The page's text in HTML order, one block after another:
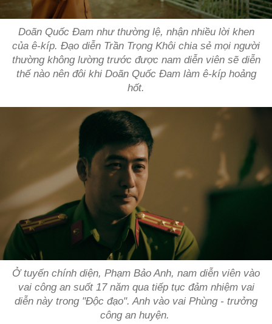
Doãn Quốc Đam như thường lệ, nhận nhiều lời khen
của ê-kíp. Đạo diễn Trần Trọng Khôi chia sẻ mọi người
thường không lường trước được nam diễn viên sẽ diễn
thế nào nên đôi khi Doãn Quốc Đam làm ê-kíp hoảng
hốt.
Ở tuyến chính diện, Phạm Bảo Anh, nam diễn viên vào
vai công an suốt 17 năm qua tiếp tục đảm nhiệm vai
diễn này trong "Độc đạo". Anh vào vai Phùng - trưởng
công an huyện.